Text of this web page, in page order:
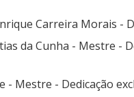
Carreira Morais -
da Cunha - Mestre -
- Mestre - Dedicação